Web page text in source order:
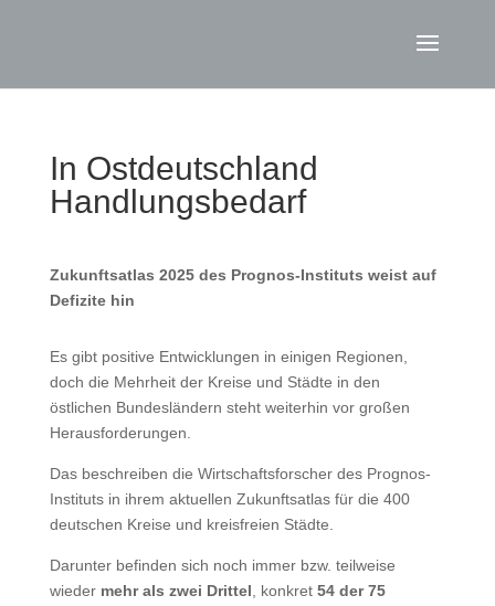
In Ostdeutschland
Handlungsbedarf
Zukunftsatlas 2025 des Prognos-Instituts weist auf
Defizite hin
Es gibt positive Entwicklungen in einigen Regionen,
doch die Mehrheit der Kreise und Städte in den
östlichen Bundesländern steht weiterhin vor großen
Herausforderungen.
Das beschreiben die Wirtschaftsforscher des Prognos-
Instituts in ihrem aktuellen Zukunftsatlas für die 400
deutschen Kreise und kreisfreien Städte.
Darunter befinden sich noch immer bzw. teilweise
wieder mehr als zwei Drittel , konkret 54 der 75